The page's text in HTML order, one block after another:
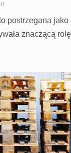
postrzegana
znaczącą